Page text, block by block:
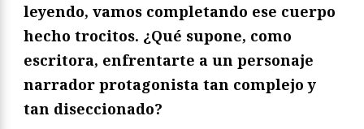
leyendo, vamos completando ese cuerpo
hecho trocitos. ¿Qué supone, como
escritora, enfrentarte a un personaje
narrador protagonista tan complejo y
tan diseccionado?